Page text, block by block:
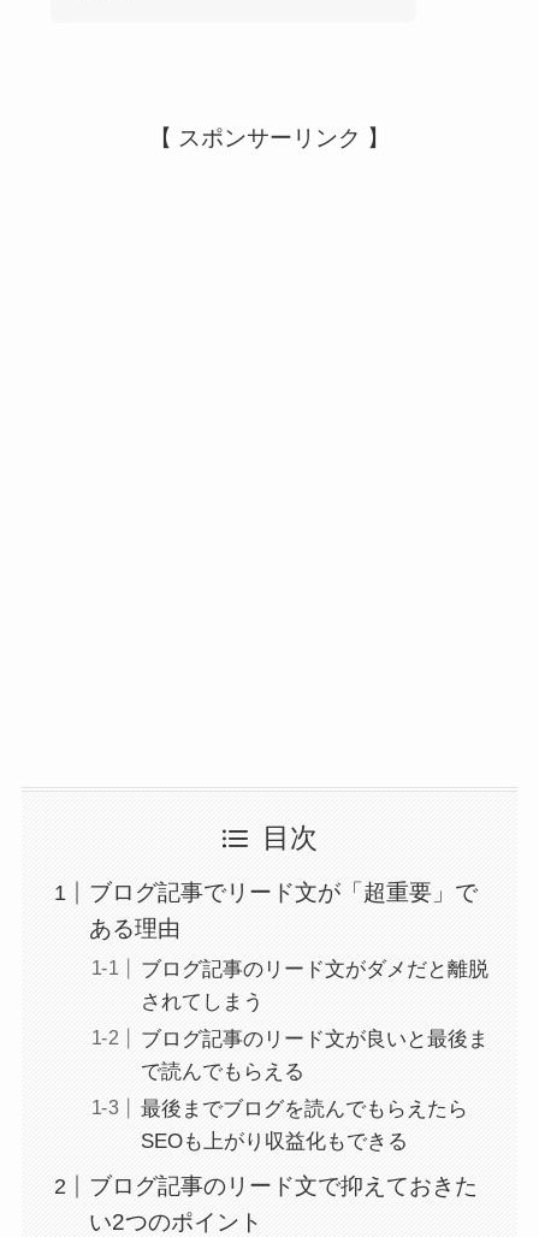
【 スポンサーリンク 】
目次
ブログ記事でリード文が「超重要」で
ある理由
ブログ記事のリード文がダメだと離脱
されてしまう
ブログ記事のリード文が良いと最後ま
で読んでもらえる
最後までブログを読んでもらえたら
SEOも上がり収益化もできる
ブログ記事のリード文で抑えておきた
い2つのポイント